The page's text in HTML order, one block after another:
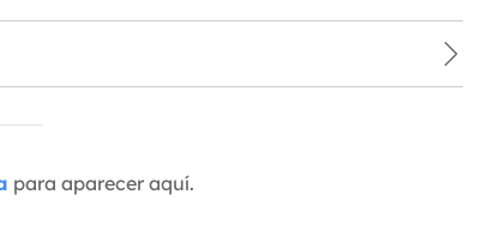
para aparecer aquí.